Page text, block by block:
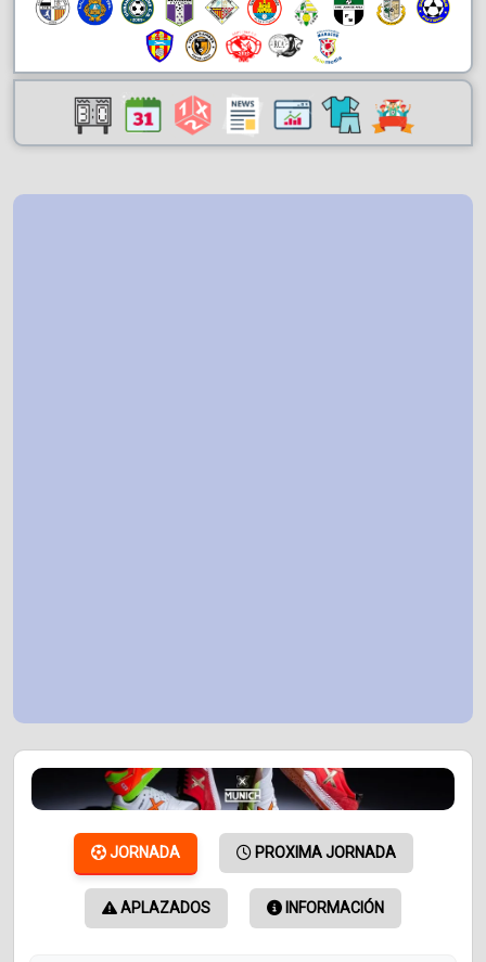
JORNADA PROXIMA JORNADA
APLAZADOS INFORMACIÓN